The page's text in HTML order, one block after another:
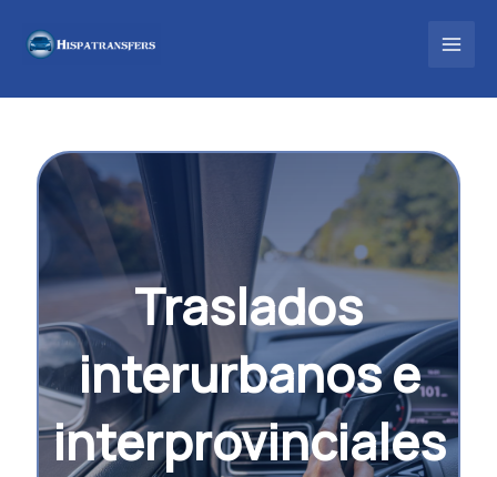
contenido
Traslados
interurbanos e
interprovinciales